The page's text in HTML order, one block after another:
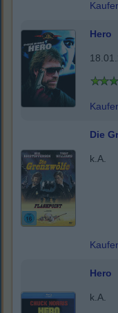
Hero
Die
k.A.
Hero
k.A.